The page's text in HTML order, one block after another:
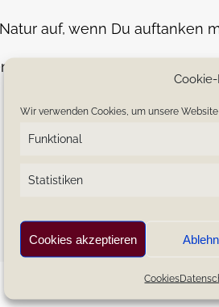
Wir verwenden Cookies, um unsere
Funktional
Statistiken
Cookies akzeptieren
Cookies
auf, wenn Du auftanken
Donnerstag und bin gespannt,